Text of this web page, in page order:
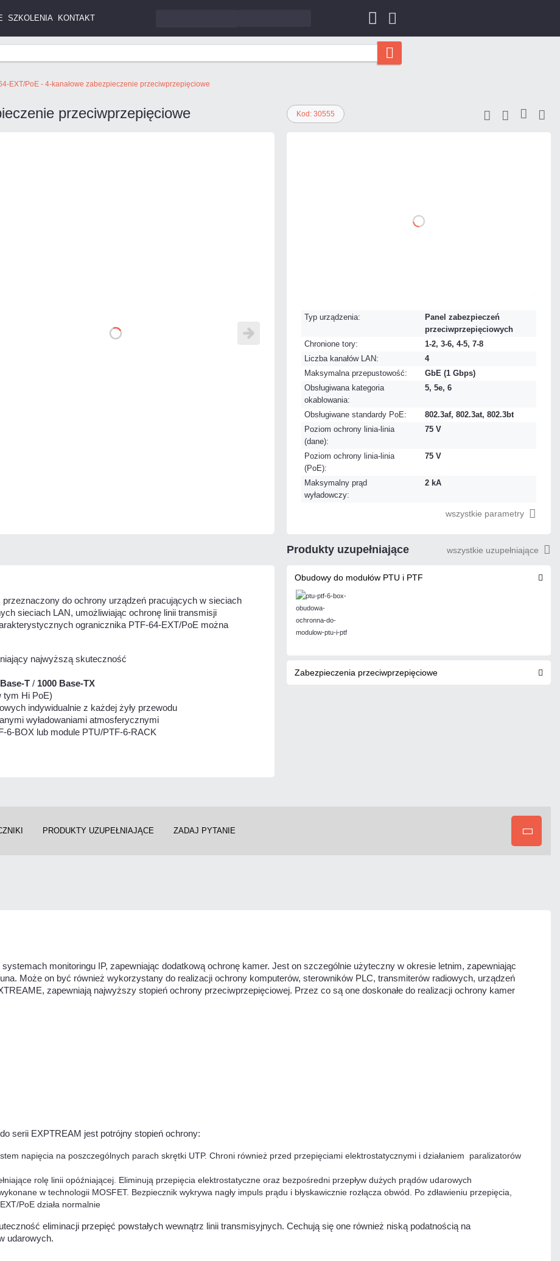
SZKOLENIA KONTAKT
EXT/PoE - 4-kanałowe zabezpieczenie przeciwprzepięciowe
przeciwprzepięciowe Kod: 30555
Typ urządzenia:
Panel zabezpieczeń
przeciwprzepięciowych
Chronione tory:
1-2, 3-6, 4-5, 7-8
Liczba kanałów LAN:
4
Maksymalna przepustowość:
GbE (1 Gbps)
Obsługiwana kategoria
okablowania:
5, 5e, 6
Obsługiwane standardy PoE:
802.3af, 802.3at, 802.3bt
Poziom ochrony linia-linia
(dane):
75 V
Poziom ochrony linia-linia
(PoE):
75 V
Maksymalny prąd
wyładowczy:
2 kA
wszystkie parametry
przeznaczony do ochrony urządzeń pracujących w sieciach
sieciach LAN, umożliwiając ochronę linii transmisji
ogranicznika PTF-64-EXT/PoE można
najwyższą skuteczność
T / 1000 Base-TX
tym Hi PoE)
indywidualnie z każdej żyły przewodu
wyładowaniami atmosferycznymi
6-BOX lub module PTU/PTF-6-RACK
Produkty uzupełniające wszystkie uzupełniające
Obudowy do modułów PTU i PTF
Zabezpieczenia przeciwprzepięciowe
PRODUKTY UZUPEŁNIAJĄCE ZADAJ PYTANIE
monitoringu IP, zapewniając dodatkową ochronę kamer. Jest on szczególnie użyteczny w okresie letnim, zapewniając
Może on być również wykorzystany do realizacji ochrony komputerów, sterowników PLC, transmiterów radiowych, urządzeń
zapewniają najwyższy stopień ochrony przeciwprzepięciowej. Przez co są one doskonałe do realizacji ochrony kamer
serii EXPTREAM jest potrójny stopień ochrony:
napięcia na poszczególnych parach skrętki UTP. Chroni również przed przepięciami elektrostatycznymi i działaniem paralizatorów
rolę linii opóźniającej. Eliminują przepięcia elektrostatyczne oraz bezpośredni przepływ dużych prądów udarowych
w technologii MOSFET. Bezpiecznik wykrywa nagły impuls prądu i błyskawicznie rozłącza obwód. Po zdławieniu przepięcia,
PoE działa normalnie
eliminacji przepięć powstałych wewnątrz linii transmisyjnych. Cechują się one również niską podatnością na
udarowych.